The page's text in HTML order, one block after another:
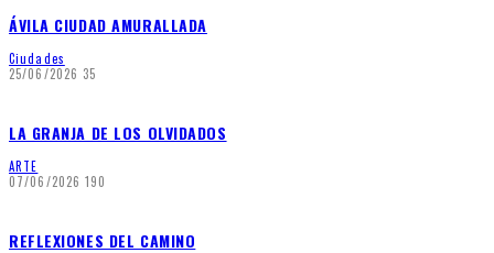
ÁVILA CIUDAD AMURALLADA
Ciudades
25/06/2026 35
LA GRANJA DE LOS OLVIDADOS
ARTE
07/06/2026 190
REFLEXIONES DEL CAMINO